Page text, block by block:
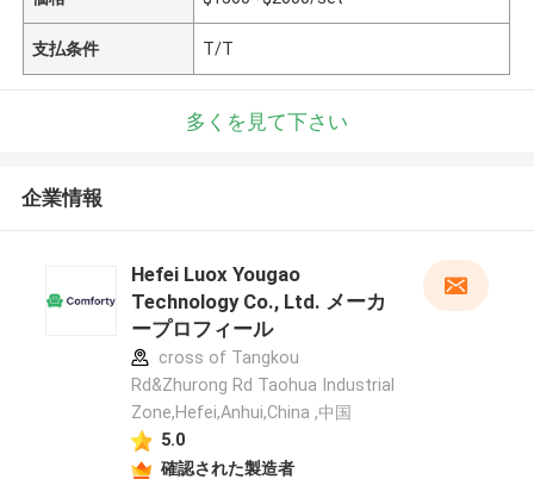
支払条件 T/T
多くを見て下さい
企業情報
Hefei Luox Yougao
Technology Co., Ltd. メーカ
ープロフィール
cross of Tangkou
Rd&Zhurong Rd Taohua Industrial
Zone,Hefei,Anhui,China ,中国
5.0
確認された製造者